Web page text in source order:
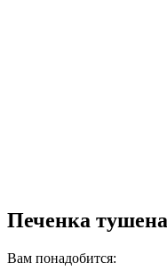
Печенка
Вам понадобится: